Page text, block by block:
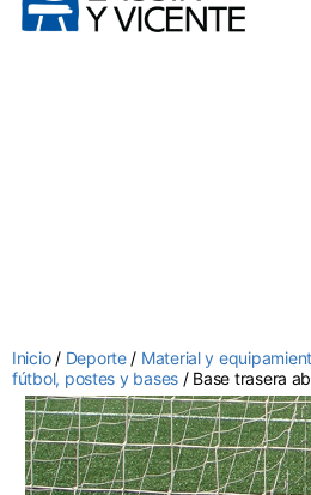
Inicio/ Deporte/ Material y
fútbol, postes y bases / Base trasera